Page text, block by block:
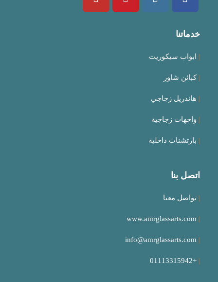
new
new
خدماتنا
| ابواب سيكوريت
|كبائن شاور
| هاندريل زجاجي
| واجهات زجاجية
| بارتشنات داخلية
اتصل بنا
|تواصل معنا
|
www.amrglassarts.com
|
info@amrglassarts.com
|
+01113315942